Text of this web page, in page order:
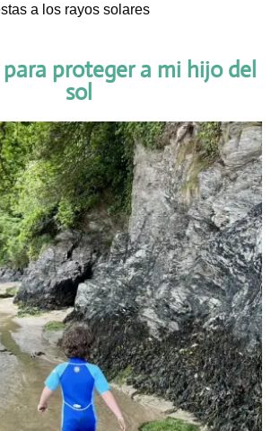
a los rayos solares
proteger a mi hijo del
sol